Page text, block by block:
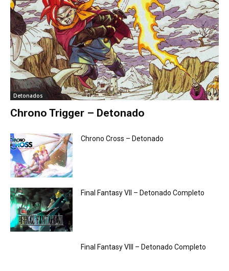
Detonados
Chrono Trigger – Detonado
Chrono Cross – Detonado
Final Fantasy VII – Detonado Completo
Final Fantasy VIII – Detonado Completo